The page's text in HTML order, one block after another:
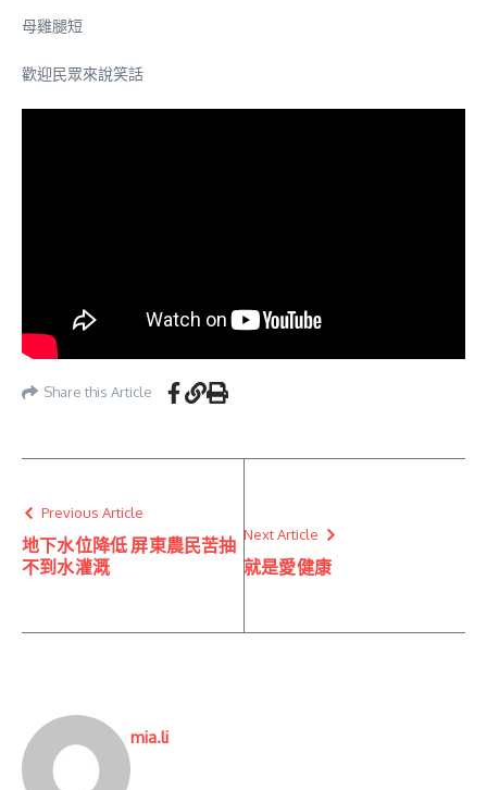
母雞腿短
歡迎民眾來說笑話
Share this Article
Previous Article
地下水位降低 屏東農民苦抽
不到水灌溉
Next Article
就是愛健康
mia.li